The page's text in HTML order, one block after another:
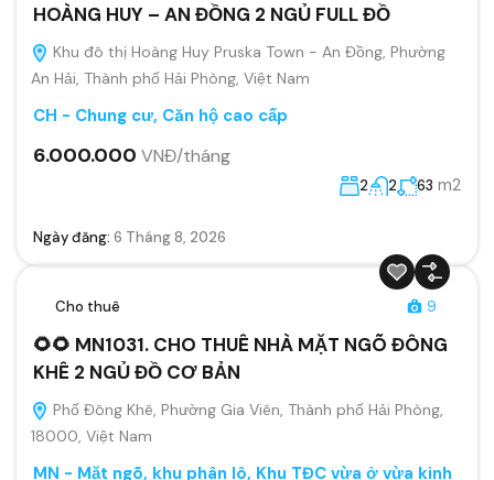
HOÀNG HUY – AN ĐỒNG 2 NGỦ FULL ĐỒ
Khu đô thị Hoàng Huy Pruska Town - An Đồng, Phường
An Hải, Thành phố Hải Phòng, Việt Nam
CH - Chung cư, Căn hộ cao cấp
6.000.000 VNĐ/tháng
2 2 63 m2
Ngày đăng: 6 Tháng 8, 2026
Cho thuê 9
🌻🌻 MN1031. CHO THUÊ NHÀ MẶT NGÕ ĐÔNG
KHÊ 2 NGỦ ĐỒ CƠ BẢN
Phố Đông Khê, Phường Gia Viên, Thành phố Hải Phòng,
18000, Việt Nam
MN - Mặt ngõ, khu phân lô, Khu TĐC vừa ở vừa kinh